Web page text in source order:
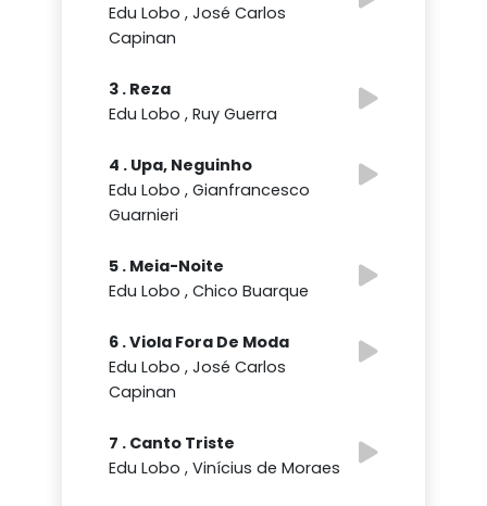
Edu Lobo , José Carlos
Capinan
3 . Reza
Edu Lobo , Ruy Guerra
4 . Upa, Neguinho
Edu Lobo , Gianfrancesco
Guarnieri
5 . Meia-Noite
Edu Lobo , Chico Buarque
6 . Viola Fora De Moda
Edu Lobo , José Carlos
Capinan
7 . Canto Triste
Edu Lobo , Vinícius de Moraes